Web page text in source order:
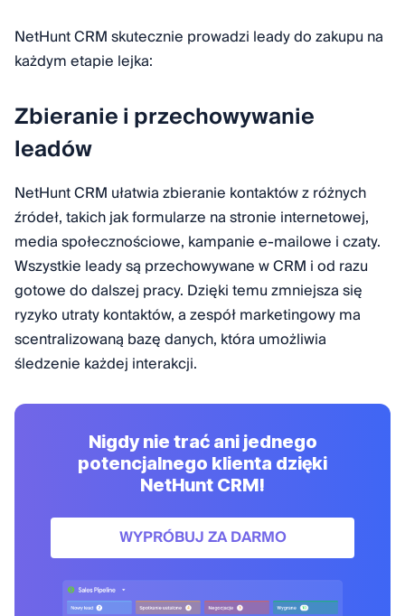
NetHunt CRM skutecznie prowadzi leady do zakupu na
każdym etapie lejka:
Zbieranie i przechowywanie
leadów
NetHunt CRM ułatwia zbieranie kontaktów z różnych
źródeł, takich jak formularze na stronie internetowej,
media społecznościowe, kampanie e-mailowe i czaty.
Wszystkie leady są przechowywane w CRM i od razu
gotowe do dalszej pracy. Dzięki temu zmniejsza się
ryzyko utraty kontaktów, a zespół marketingowy ma
scentralizowaną bazę danych, która umożliwia
śledzenie każdej interakcji.
Nigdy nie trać ani jednego
potencjalnego klienta dzięki
NetHunt CRM!
WYPRÓBUJ ZA DARMO